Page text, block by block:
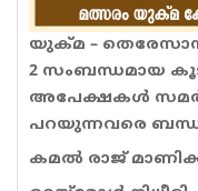
യുക്‌മ –
2 സംബന്ധമായ
അപേക്ഷകൾ
പറയുന്നവരെ
കമൽ രാജ്